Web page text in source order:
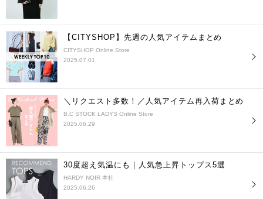
【CITYSHOP】先週の人気アイテムまとめ
CITYSHOP Online Store
2025.07.01
＼リクエスト多数！／人気アイテム再入荷まとめ
B.C STOCK LADYS Online Store
2025.06.29
30度超え気温にも｜人気急上昇トップス5選
HARDY NOIR 本社
2025.06.26